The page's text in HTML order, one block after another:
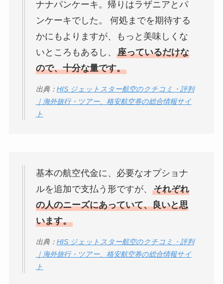
ナナパンケーキ。帰りはラザニアとパ
ンケーキでした。 何処までを期待する
かにもよりますが、もっと美味しくな
いところもあるし、 座っているだけな
ので、十分な量です。
出典： HIS ジェットスター航空のクチコミ・評判
｜海外旅行・ツアー、格安航空券の総合情報サイ
ト
基本の航空代金に、必要なオプショナ
ルを追加で支払う形ですが、 それぞれ
の人のニーズにあっていて、良いと思
います。
出典： HIS ジェットスター航空のクチコミ・評判
｜海外旅行・ツアー、格安航空券の総合情報サイ
ト